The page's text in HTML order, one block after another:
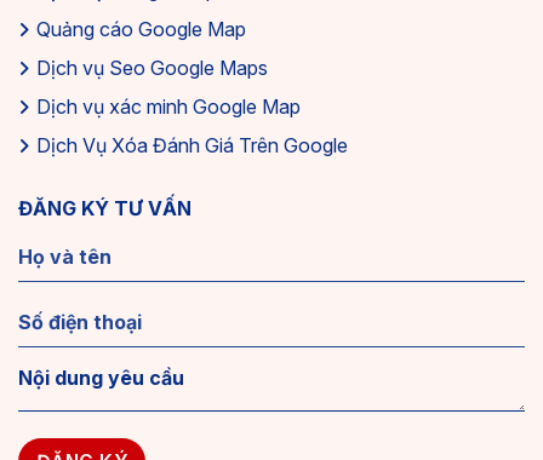
Quảng cáo Google Map
Dịch vụ Seo Google Maps
Dịch vụ xác minh Google Map
Dịch Vụ Xóa Đánh Giá Trên Google
ĐĂNG KÝ TƯ VẤN